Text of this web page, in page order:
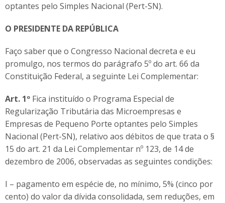
optantes pelo Simples Nacional (Pert-SN).
O PRESIDENTE DA REPÚBLICA
Faço saber que o Congresso Nacional decreta e eu
promulgo, nos termos do parágrafo 5º do art. 66 da
Constituição Federal, a seguinte Lei Complementar:
Art. 1º Fica instituído o Programa Especial de
Regularização Tributária das Microempresas e
Empresas de Pequeno Porte optantes pelo Simples
Nacional (Pert-SN), relativo aos débitos de que trata o §
15 do art. 21 da Lei Complementar nº 123, de 14 de
dezembro de 2006, observadas as seguintes condições:
I – pagamento em espécie de, no mínimo, 5% (cinco por
cento) do valor da dívida consolidada, sem reduções, em